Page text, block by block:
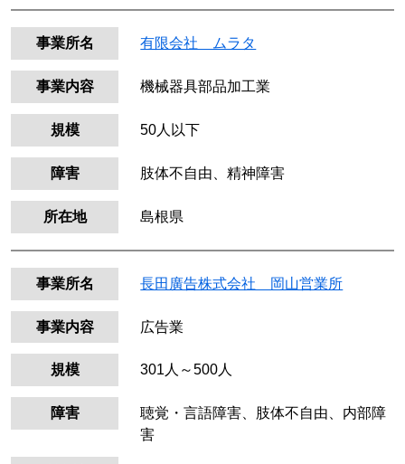
事業所名 有限会社 ムラタ
事業内容 機械器具部品加工業
規模 50人以下
障害 肢体不自由、精神障害
所在地 島根県
事業所名 長田廣告株式会社 岡山営業所
事業内容 広告業
規模 301人～500人
障害
聴覚・言語障害、肢体不自由、内部障
害